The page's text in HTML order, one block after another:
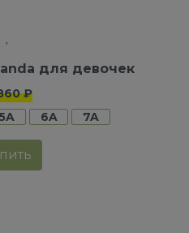
для девочек
₽
6A 7A